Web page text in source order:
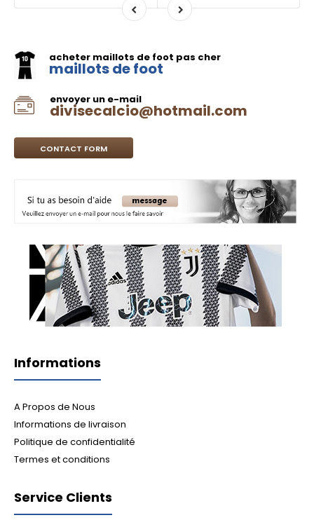
acheter maillots de foot pas cher
maillots de foot
envoyer un e-mail
divisecalcio@hotmail.com
CONTACT FORM
Informations
A Propos de Nous
Informations de livraison
Politique de confidentialité
Termes et conditions
Service Clients